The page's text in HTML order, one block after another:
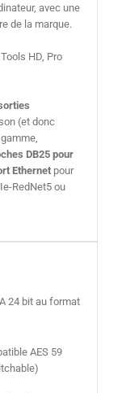
avec une
de la marque.
HD, Pro
(et donc
DB25 pour
Ethernetpour
RedNet5 ou
24 bit au format
AES 59